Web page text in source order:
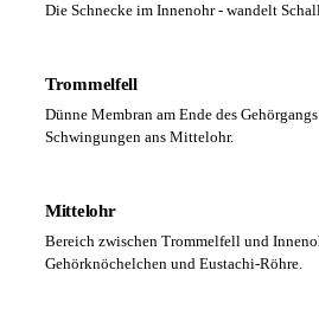
Die Schnecke im Innenohr - wandelt
Trommelfell
Dünne Membran am Ende des
Schwingungen ans Mittelohr.
Mittelohr
Bereich zwischen Trommelfell und
Gehörknöchelchen und Eustachi-Röhre.